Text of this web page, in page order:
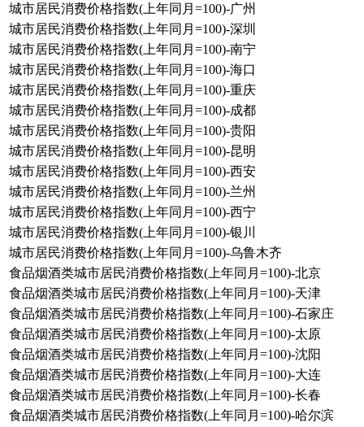
城市居民消费价格指数(上年同月=100)-广州
城市居民消费价格指数(上年同月=100)-深圳
城市居民消费价格指数(上年同月=100)-南宁
城市居民消费价格指数(上年同月=100)-海口
城市居民消费价格指数(上年同月=100)-重庆
城市居民消费价格指数(上年同月=100)-成都
城市居民消费价格指数(上年同月=100)-贵阳
城市居民消费价格指数(上年同月=100)-昆明
城市居民消费价格指数(上年同月=100)-西安
城市居民消费价格指数(上年同月=100)-兰州
城市居民消费价格指数(上年同月=100)-西宁
城市居民消费价格指数(上年同月=100)-银川
城市居民消费价格指数(上年同月=100)-乌鲁木齐
食品烟酒类城市居民消费价格指数(上年同月=100)-北京
食品烟酒类城市居民消费价格指数(上年同月=100)-天津
食品烟酒类城市居民消费价格指数(上年同月=100)-石家庄
食品烟酒类城市居民消费价格指数(上年同月=100)-太原
食品烟酒类城市居民消费价格指数(上年同月=100)-沈阳
食品烟酒类城市居民消费价格指数(上年同月=100)-大连
食品烟酒类城市居民消费价格指数(上年同月=100)-长春
食品烟酒类城市居民消费价格指数(上年同月=100)-哈尔滨